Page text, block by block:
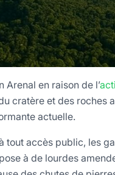
Arenal en raison de l’
cratère et des roches
actuelle.
tout accès public, les
à de lourdes